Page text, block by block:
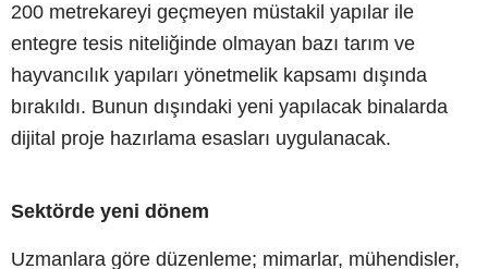
200 metrekareyi geçmeyen müstakil yapılar ile
entegre tesis niteliğinde olmayan bazı tarım ve
hayvancılık yapıları yönetmelik kapsamı dışında
bırakıldı. Bunun dışındaki yeni yapılacak binalarda
dijital proje hazırlama esasları uygulanacak.
Sektörde yeni dönem
Uzmanlara göre düzenleme; mimarlar, mühendisler,